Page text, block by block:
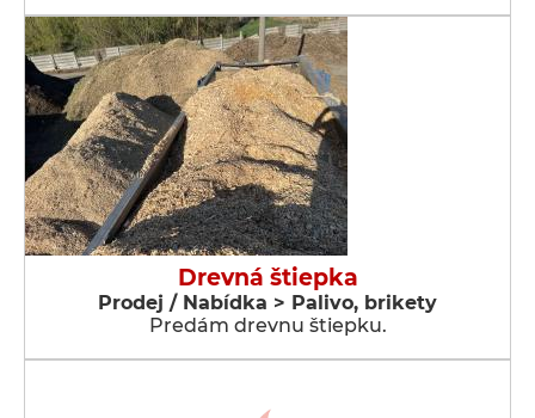
Drevná štiepka
Prodej / Nabídka > Palivo, brikety
Predám drevnu štiepku.